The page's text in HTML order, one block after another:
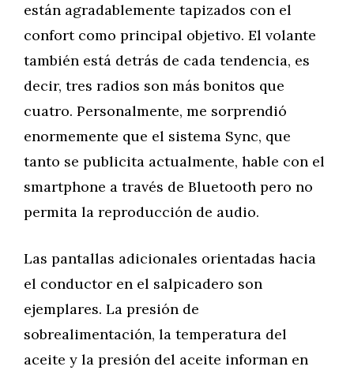
están agradablemente tapizados con el
confort como principal objetivo. El volante
también está detrás de cada tendencia, es
decir, tres radios son más bonitos que
cuatro. Personalmente, me sorprendió
enormemente que el sistema Sync, que
tanto se publicita actualmente, hable con el
smartphone a través de Bluetooth pero no
permita la reproducción de audio.
Las pantallas adicionales orientadas hacia
el conductor en el salpicadero son
ejemplares. La presión de
sobrealimentación, la temperatura del
aceite y la presión del aceite informan en